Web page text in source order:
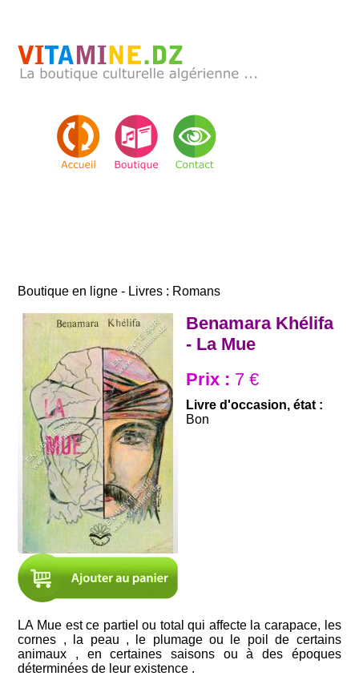
Boutique en ligne - Livres : Romans
Benamara Khélifa
- La Mue
Prix : 7 €
Livre d'occasion, état :
Bon
LA Mue est ce partiel ou total qui affecte la carapace, les
cornes , la peau , le plumage ou le poil de certains
animaux , en certaines saisons ou à des époques
déterminées de leur existence .